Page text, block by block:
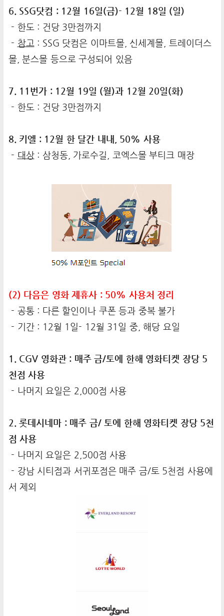
6. SSG닷컴 : 12월 16일(금)- 12월 18일 (일)
- 한도 : 건당 3만점까지
- 참고: SSG 닷컴은 이마트몰, 신세계몰, 트레이더스
몰, 분스몰 등으로 구성되어 있음
7. 11번가 : 12월 19일 (월)과 12월 20일(화)
- 한도 : 건당 3만점까지
8. 키엘 : 12월 한 달간 내내, 50% 사용
- 대상: 삼청동, 가로수길, 코엑스몰 부티크 매장
(2) 다음은 영화 제휴사 : 50% 사용처 정리
- 공통 : 다른 할인이나 쿠폰 등과 중복 불가
- 기간 : 12월 1일- 12월 31일 중, 해당 요일
1. CGV 영화관 : 매주 금/토에 한해 영화티켓 장당 5
천점 사용
- 나머지 요일은 2,000점 사용
2. 롯데시네마 : 매주 금/ 토에 한해 영화티켓 장당 5천
점 사용
- 나머지 요일은 2,500점 사용
- 강남 시티점과 서귀포점은 매주 금/토 5천점 사용에
서 제외